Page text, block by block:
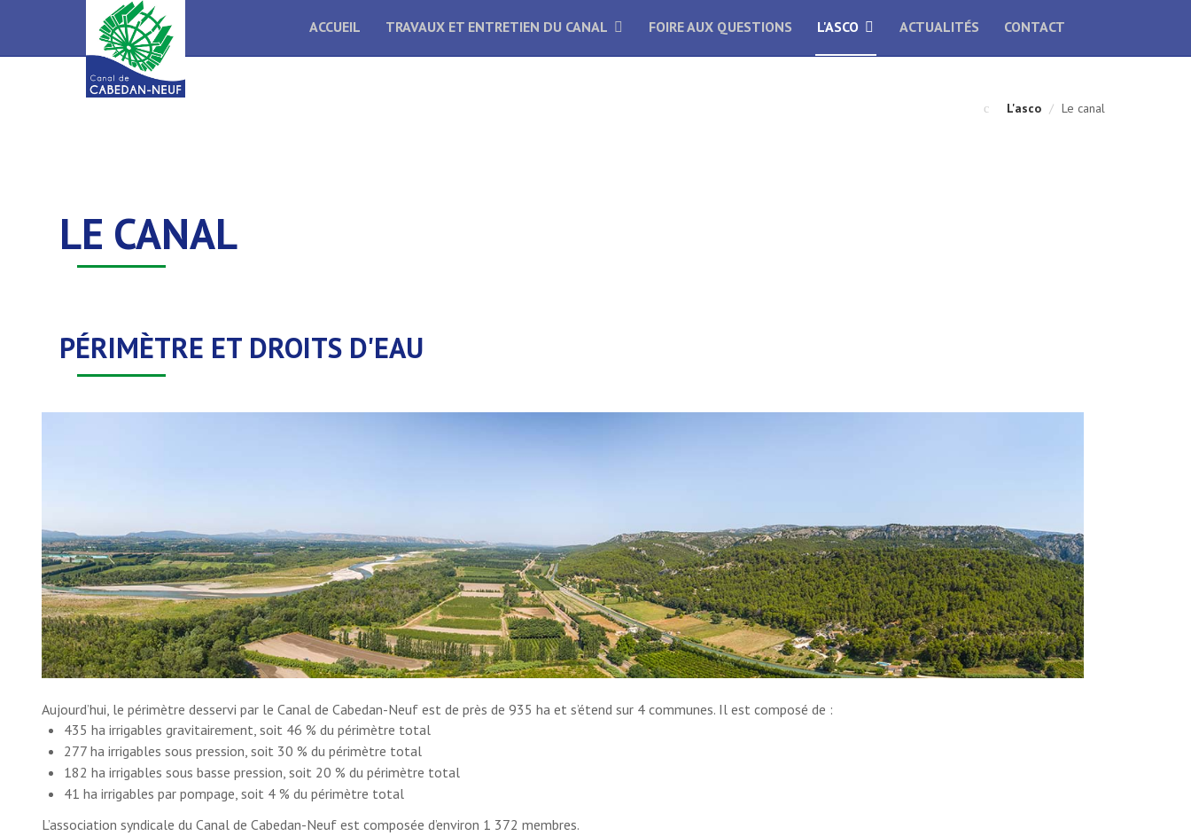
ACCUEIL TRAVAUX ET ENTRETIEN DU CANAL FOIRE AUX QUESTIONS L'ASCO ACTUALITÉS CONTACT
L'asco / Le canal
LE CANAL
PÉRIMÈTRE ET DROITS D'EAU
Aujourd’hui, le périmètre desservi par le Canal de Cabedan-Neuf est de près de 935 ha et s’étend sur 4 communes. Il est composé de :
435 ha irrigables gravitairement, soit 46 % du périmètre total
277 ha irrigables sous pression, soit 30 % du périmètre total
182 ha irrigables sous basse pression, soit 20 % du périmètre total
41 ha irrigables par pompage, soit 4 % du périmètre total
L’association syndicale du Canal de Cabedan-Neuf est composée d’environ 1 372 membres.